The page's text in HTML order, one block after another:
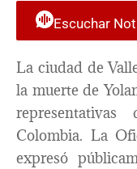
Escuchar
La ciudad de
la muerte de
Colombia. La
expresó